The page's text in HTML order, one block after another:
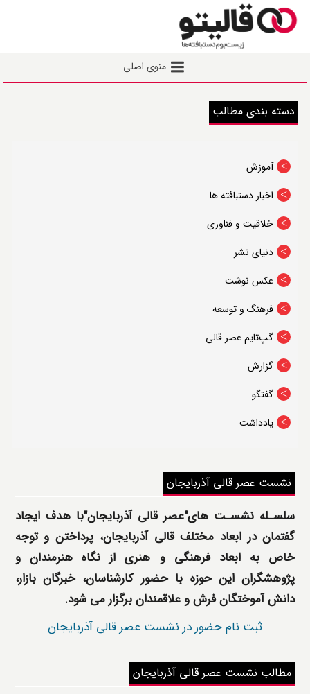
منوی اصلی
Toggle
navigation
دسته بندی مطالب
آموزش
اخبار دستبافته ها
خلاقیت و فناوری
دنیای نشر
عکس نوشت
فرهنگ و توسعه
گپ‌تایم عصر قالی
گزارش
گفتگو
یادداشت
نشست عصر قالی آذربایجان
سلسـله نشسـت های"عصر قالی آذربایجان"با هدف ایجاد
گفتمان در ابعاد مختلف قالی آذربایجان، پرداختن و توجه
خاص به ابعاد فرهنگی و هنری از نگاه هنرمندان و
پژوهشگران این حوزه با حضور کارشناسان، خبرگان بازار،
دانش آموختگان فرش و علاقمندان برگزار می شود.
ثبت نام حضور در نشست عصر قالی آذربایجان
مطالب نشست عصر قالی آذربایجان